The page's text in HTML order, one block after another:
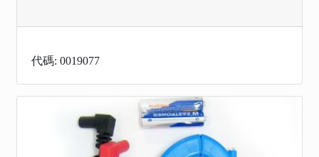
代碼: 0019077